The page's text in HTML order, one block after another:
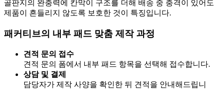
골판지의 완충력에 칸막이 구조를 더해 배송 중 충격이 있어도
제품이 흔들리지 않도록 보호한 것이 특징입니다.
패커티브의 내부 패드 맞춤 제작 과정
견적 문의 접수
견적 문의 폼에서 내부 패드 항목을 선택해 접수합니다.
상담 및 결제
담당자가 제작 사양을 확인한 뒤 견적을 안내해드립니